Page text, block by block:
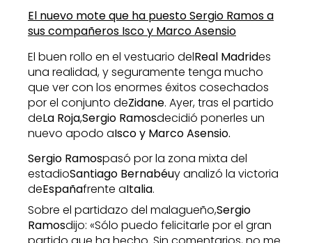
El nuevo mote que ha puesto Sergio Ramos a
sus compañeros Isco y Marco Asensio
El buen rollo en el vestuario delReal Madrides
una realidad, y seguramente tenga mucho
que ver con los enormes éxitos cosechados
por el conjunto deZidane. Ayer, tras el partido
deLa Roja,Sergio Ramosdecidió ponerles un
nuevo apodo aIsco y Marco Asensio.
Sergio Ramospasó por la zona mixta del
estadioSantiago Bernabéuy analizó la victoria
deEspañafrente aItalia.
Sobre el partidazo del malagueño,Sergio
Ramosdijo: «Sólo puedo felicitarle por el gran